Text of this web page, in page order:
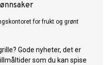
for frukt og grønt
Gode nyheter, det er
som du kan spise